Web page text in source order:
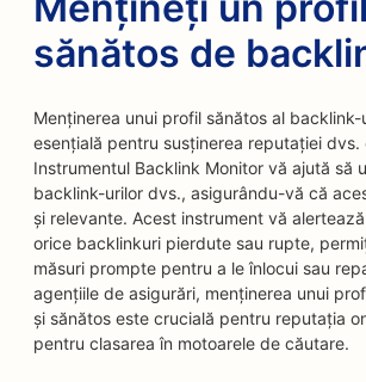
sănătos de
Menținerea unui profil sănătos al backlink-
esențială pentru susținerea reputației dvs.
Instrumentul Backlink Monitor vă ajută să
backlink-urilor dvs., asigurându-vă că
și relevante. Acest instrument vă
orice backlinkuri pierdute sau rupte,
măsuri prompte pentru a le înlocui sau
agențiile de asigurări, menținerea unui
și sănătos este crucială pentru reputația
pentru clasarea în motoarele de căutare.